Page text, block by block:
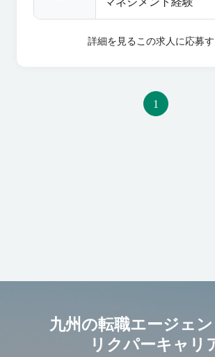
ズでお祝いギフトを
と考えれば、即座に実
しています。 お客
らは「こんなに休め
リアパス】 まずは実
ートし、早い方では中
以内に店長へ昇格し
専門店を展開しています
力】 私たちが提供し
まれる暮らしを想像
時間や楽しさを感じ
月に希望を提出し、
間2回の5日以上の連
やアニバーサリー休
従業員数が多くフォ
詳細を見る この求人に応募す
1
九州の転職エージェ
リクパーキャリ